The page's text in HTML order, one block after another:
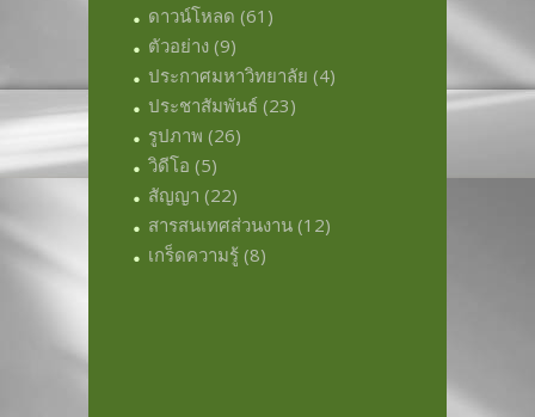
ดาวน์โหลด (61)
ตัวอย่าง (9)
ประกาศมหาวิทยาลัย (4)
ประชาสัมพันธ์ (23)
รูปภาพ (26)
วิดีโอ (5)
สัญญา (22)
สารสนเทศส่วนงาน (12)
เกร็ดความรู้ (8)